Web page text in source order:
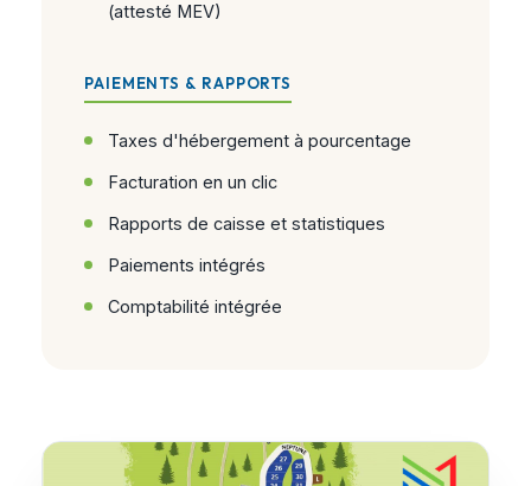
(attesté MEV)
PAIEMENTS & RAPPORTS
Taxes d'hébergement à pourcentage
Facturation en un clic
Rapports de caisse et statistiques
Paiements intégrés
Comptabilité intégrée